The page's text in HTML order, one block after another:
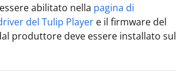
abilitato nella pagina di
del Tulip Player e il firmware del
produttore deve essere installato sul